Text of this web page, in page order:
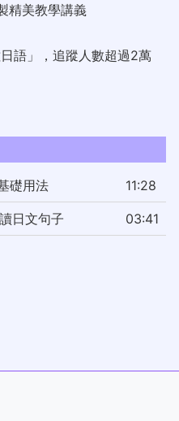
精美教學講義
語」，追蹤人數超過2萬
礎用法 11:28
日文句子 03:41